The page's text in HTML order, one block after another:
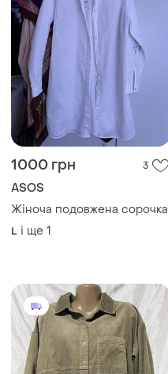
1000 грн 3
ASOS
Жіноча подовжена сорочка
L і ще 1